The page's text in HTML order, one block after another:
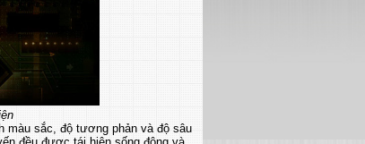
màu sắc, độ tương phản và độ sâu